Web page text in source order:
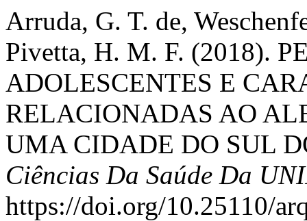
Arruda, G. T. de,
Pivetta, H. M. F. (2018).
ADOLESCENTES E
RELACIONADAS AO
UMA CIDADE DO SUL
Ciências Da Saúde Da
https://doi.org/10.25110/